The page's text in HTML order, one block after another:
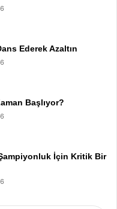
Ederek Azaltın
Başlıyor?
İçin Kritik Bir